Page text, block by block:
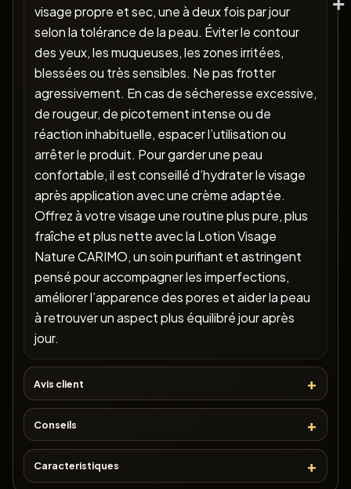
visage propre et sec, une à deux fois par jour
selon la tolérance de la peau. Éviter le contour
des yeux, les muqueuses, les zones irritées,
blessées ou très sensibles. Ne pas frotter
agressivement. En cas de sécheresse excessive,
de rougeur, de picotement intense ou de
réaction inhabituelle, espacer l’utilisation ou
arrêter le produit. Pour garder une peau
confortable, il est conseillé d’hydrater le visage
après application avec une crème adaptée.
Offrez à votre visage une routine plus pure, plus
fraîche et plus nette avec la Lotion Visage
Nature CARIMO, un soin purifiant et astringent
pensé pour accompagner les imperfections,
améliorer l’apparence des pores et aider la peau
à retrouver un aspect plus équilibré jour après
jour.
Avis client
Conseils
Caracteristiques